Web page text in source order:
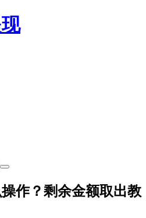
作？剩余金额取出教